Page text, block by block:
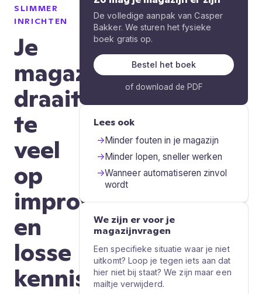
SLIMMER
INRICHTEN
Je
magazijn
draait
te
veel
op
improvisatie
en
losse
kennis.
De volledige aanpak van Casper
Bakker. We sturen het fysieke
boek gratis op.
Bestel het boek
of download de PDF
Lees ook
→ Minder fouten in je magazijn
→ Minder lopen, sneller werken
→Wanneer automatiseren zinvol
wordt
We zijn er voor je
magazijnvragen
Een specifieke situatie waar je niet
uitkomt? Loop je tegen iets aan dat
hier niet bij staat? We zijn maar een
mailtje verwijderd.